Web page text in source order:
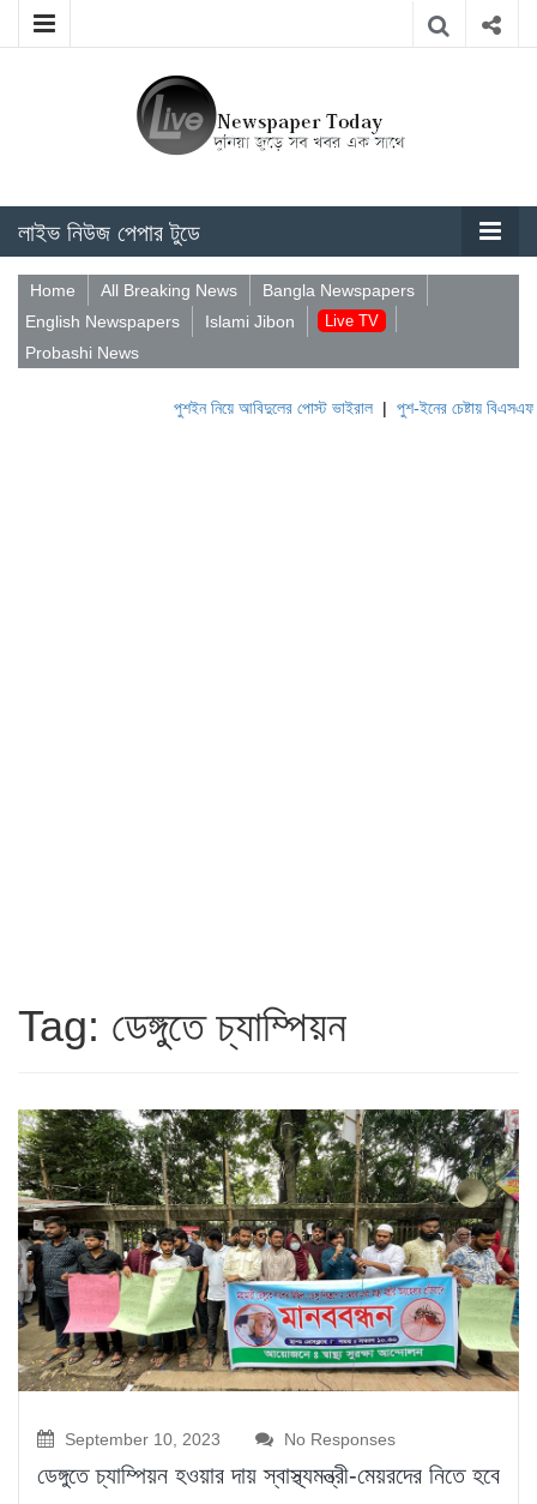
লাইভ নিউজ পেপার টুডে
Home All Breaking News
Bangla Newspapers
English Newspapers
Islami Jibon Live TV
Probashi News
পুশইন নিয়ে আবিদুলের পোস্ট ভাইরাল| পুশ-ইনের চেষ্টায় বিএসএফ,
Tag: ডেঙ্গুতে চ্যাম্পিয়ন
September 10, 2023 No Responses
ডেঙ্গুতে চ্যাম্পিয়ন হওয়ার দায় স্বাস্থ্যমন্ত্রী-মেয়রদের নিতে হবে